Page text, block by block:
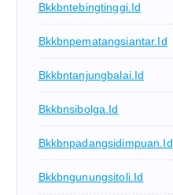
Bkkbntebingtinggi.id
Bkkbnpematangsiantar.id
Bkkbntanjungbalai.id
Bkkbnsibolga.id
Bkkbnpadangsidimpuan.id
Bkkbngunungsitoli.id